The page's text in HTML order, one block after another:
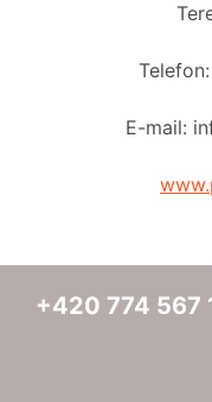
E-mail:
+420 774 567